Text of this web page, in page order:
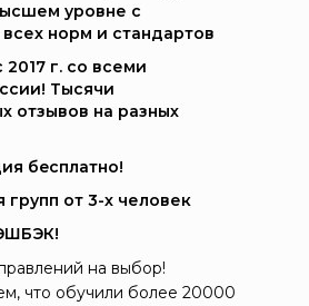
уровне с
норм и стандартов
г. со всеми
Тысячи
отзывов на разных
бecплaтно!
групп от 3-х человек
на выбор!
что обучили более 20000